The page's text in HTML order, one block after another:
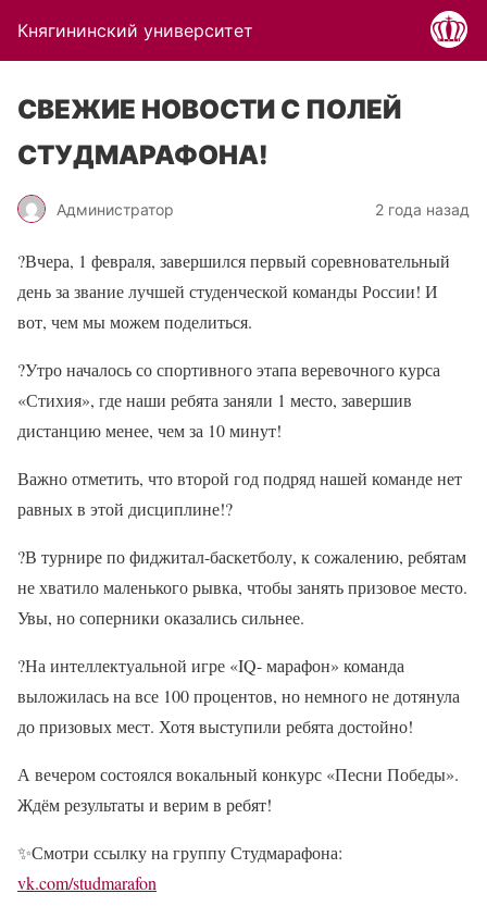
Княгининский университет
СВЕЖИЕ НОВОСТИ С ПОЛЕЙ
СТУДМАРАФОНА!
Администратор 2 года назад
?Вчера, 1 февраля, завершился первый соревновательный
день за звание лучшей студенческой команды России! И
вот, чем мы можем поделиться.
?Утро началось со спортивного этапа веревочного курса
«Стихия», где наши ребята заняли 1 место, завершив
дистанцию менее, чем за 10 минут!
Важно отметить, что второй год подряд нашей команде нет
равных в этой дисциплине!?
?В турнире по фиджитал-баскетболу, к сожалению, ребятам
не хватило маленького рывка, чтобы занять призовое место.
Увы, но соперники оказались сильнее.
?На интеллектуальной игре «IQ- марафон» команда
выложилась на все 100 процентов, но немного не дотянула
до призовых мест. Хотя выступили ребята достойно!
А вечером состоялся вокальный конкурс «Песни Победы».
Ждём результаты и верим в ребят!
✨Смотри ссылку на группу Студмарафона:
vk.com/studmarafon